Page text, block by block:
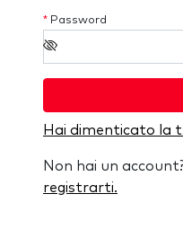
* Password
Hai dimenticato la
Non hai un
registrarti.